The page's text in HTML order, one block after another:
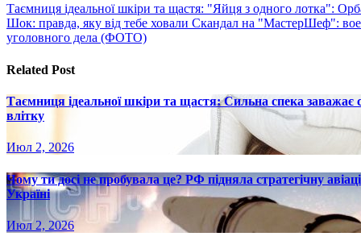
Навигация
по
Таємниця ідеальної шкіри та щастя: "Яйця з одного лотка":
Шок: правда, яку від тебе ховали Скандал на "МастерШеф":
уголовного дела (ФОТО)
Related Post
Таємниця ідеальної шкіри та щастя: Сильна спека
влітку
Июл 2, 2026
Чому ти досі не пробувала це? РФ підняла стратегічну
Україні
Июл 2, 2026